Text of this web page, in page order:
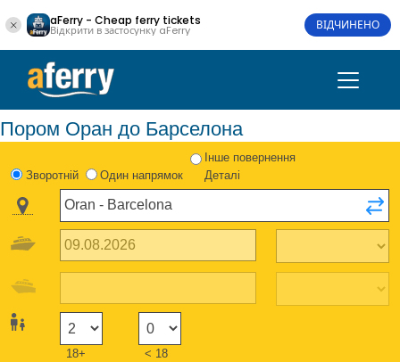
aFerry - Cheap ferry tickets
Відкрити в застосунку aFerry ВІДЧИНЕНО
Пором Оран до Барселона
Зворотній Один напрямок
Інше повернення
Деталі
18+ < 18